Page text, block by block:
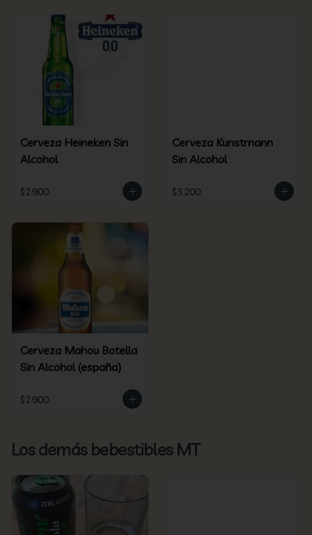
Cerveza Heineken Sin
Alcohol
$2.900
Cerveza Kunstmann
Sin Alcohol
$3.200
Cerveza Mahou Botella
Sin Alcohol (españa)
$2.900
Los demás bebestibles MT